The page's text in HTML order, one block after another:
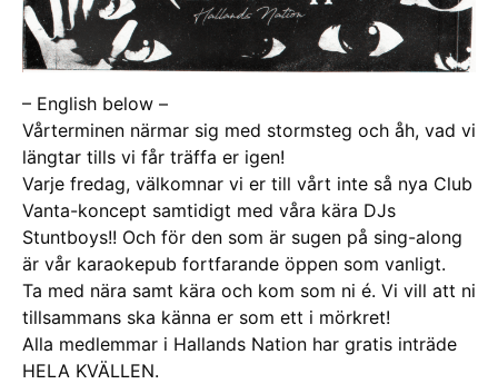
– English below –
Vårterminen närmar sig med stormsteg och åh, vad vi
längtar tills vi får träffa er igen!
Varje fredag, välkomnar vi er till vårt inte så nya Club
Vanta-koncept samtidigt med våra kära DJs
Stuntboys!! Och för den som är sugen på sing-along
är vår karaokepub fortfarande öppen som vanligt.
Ta med nära samt kära och kom som ni é. Vi vill att ni
tillsammans ska känna er som ett i mörkret!
Alla medlemmar i Hallands Nation har gratis inträde
HELA KVÄLLEN.